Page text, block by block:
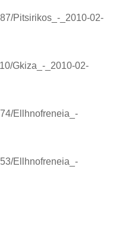
Pitsirikos_-_2010-02-
Gkiza_-_2010-02-
Ellhnofreneia_-
Ellhnofreneia_-